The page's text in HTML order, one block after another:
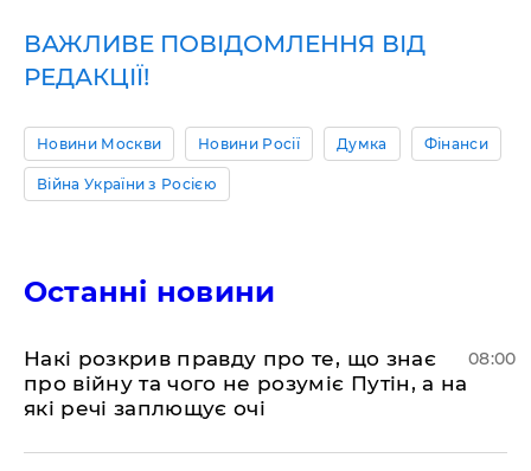
ВАЖЛИВЕ ПОВІДОМЛЕННЯ ВІД
РЕДАКЦІЇ!
Новини Москви Новини Росії Думка Фінанси
Війна України з Росією
Останні новини
Накі розкрив правду про те, що знає
про війну та чого не розуміє Путін, а на
які речі заплющує очі
08:00